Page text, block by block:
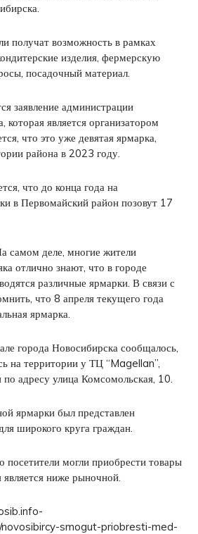
получат возможность в рамках
изделия, фермерскую
посадочный материал.
заявление администрации
которая является организатором
что это уже девятая ярмарка,
района в 2023 году.
что до конца года на
в Первомайский район позовут 17
самом деле, многие жители
отлично знают, что в городе
различные ярмарки. В связи с
что 8 апреля текущего года
ярмарка.
города Новосибирска сообщалось,
на территории у ТЦ “Magellan”,
по адресу улица Комсомольская, 10.
ярмарки был представлен
широкого круга граждан.
посетители могли приобрести товары
является ниже рыночной.
smogut-priobresti-med-